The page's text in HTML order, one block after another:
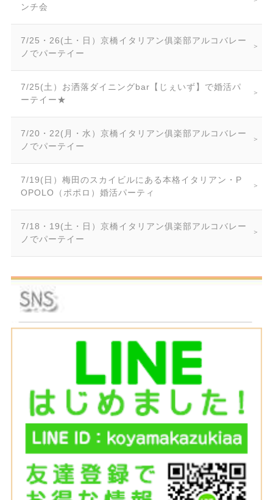
ンチ会
7/25・26(土・日）京橋イタリアン俱楽部アルコバレー
ノでパーテイー
7/25(土）お洒落ダイニングbar【じぇいず】で婚活パ
ーテイー★
7/20・22(月・水）京橋イタリアン俱楽部アルコバレー
ノでパーテイー
7/19(日）梅田のスカイビルにある本格イタリアン・P
OPOLO（ポポロ）婚活パーティ
7/18・19(土・日）京橋イタリアン俱楽部アルコバレー
ノでパーテイー